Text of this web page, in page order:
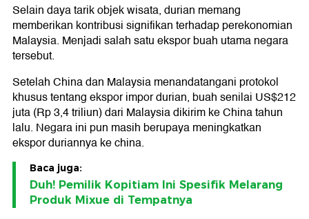
Selain daya tarik objek wisata, durian memang
memberikan kontribusi signifikan terhadap perekonomian
Malaysia. Menjadi salah satu ekspor buah utama negara
tersebut.
Setelah China dan Malaysia menandatangani protokol
khusus tentang ekspor impor durian, buah senilai US$212
juta (Rp 3,4 triliun) dari Malaysia dikirim ke China tahun
lalu. Negara ini pun masih berupaya meningkatkan
ekspor duriannya ke china.
Baca juga:
Duh! Pemilik Kopitiam Ini Spesifik Melarang
Produk Mixue di Tempatnya